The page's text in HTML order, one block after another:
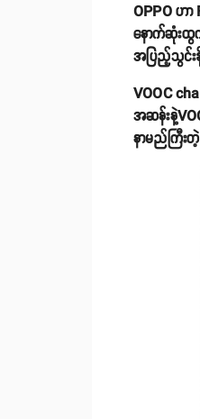
OPPO ဟာ
နောက်ဆုံးထွ
အပြည့်သွင်း
VOOC
အဆန်းနဲ့
နာမည်ကြီး